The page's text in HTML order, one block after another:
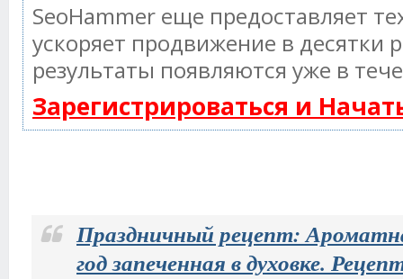
SeoHammer еще предоставляет
ускоряет продвижение в десятки
результаты появляются уже в
Зарегистрироваться и
Праздничный рецепт:
год запеченная в духовке.